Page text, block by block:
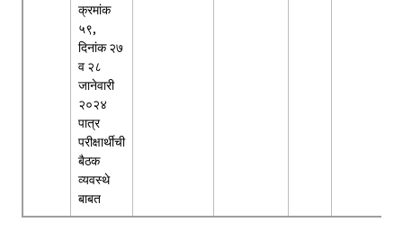
क्रमांक
५९,
दिनांक २७
व २८
जानेवारी
२०२४
पात्र
परीक्षार्थीची
बैठक
व्यवस्थे
बाबत